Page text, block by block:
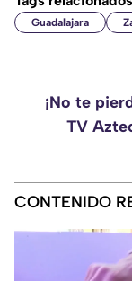
Guadalajara
¡No te
TV
CONTENIDO